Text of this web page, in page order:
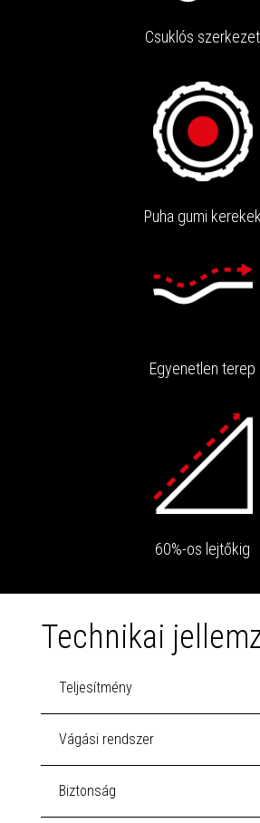
Csuklós szerkezet
Puha gumi kerekek
Egyenetlen terep
60%-os lejtőkig
Technikai
Teljesítmény
Vágási rendszer
Biztonság